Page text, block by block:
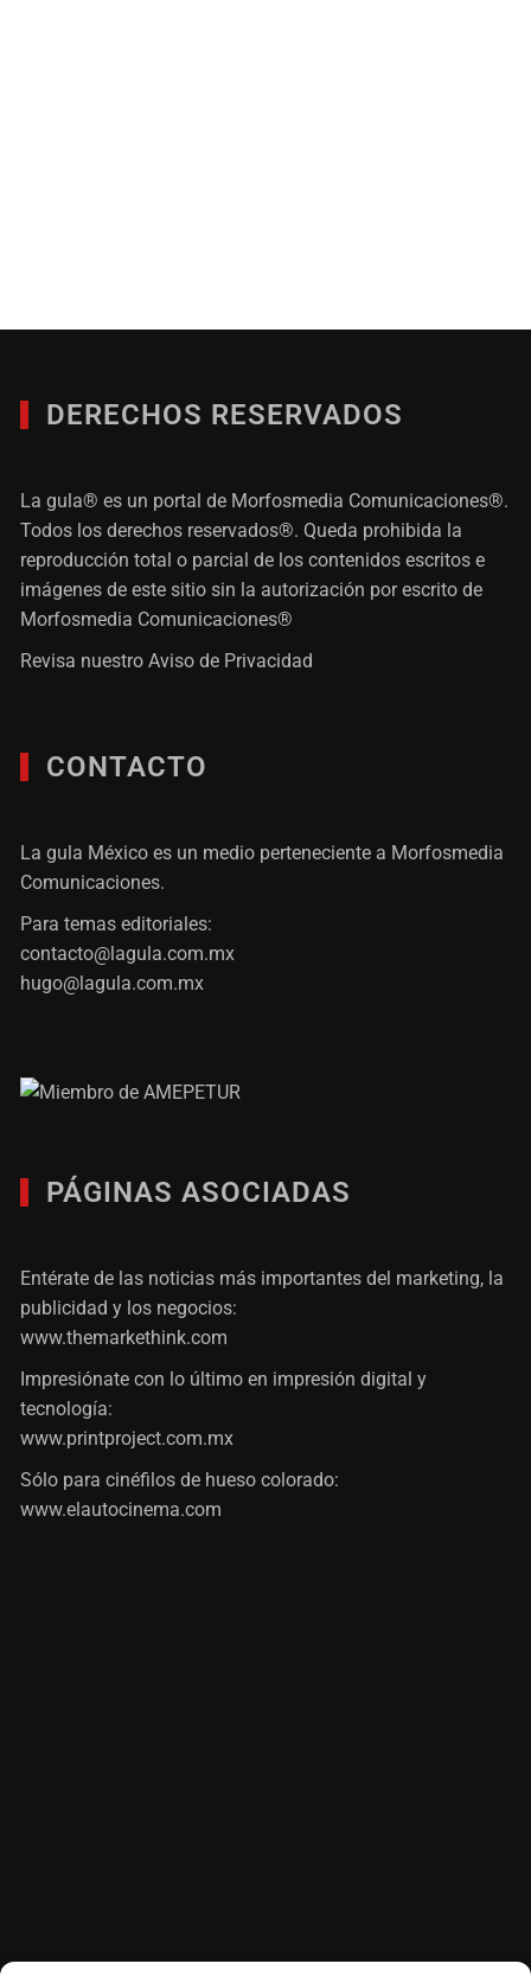
DERECHOS RESERVADOS
La gula® es un portal de Morfosmedia Comunicaciones®.
Todos los derechos reservados®. Queda prohibida la
reproducción total o parcial de los contenidos escritos e
imágenes de este sitio sin la autorización por escrito de
Morfosmedia Comunicaciones®
Revisa nuestroAviso de Privacidad
CONTACTO
La gula México es un medio perteneciente a Morfosmedia
Comunicaciones.
Para temas editoriales:
contacto@lagula.com.mx
hugo@lagula.com.mx
PÁGINAS ASOCIADAS
Entérate de las noticias más importantes del marketing, la
publicidad y los negocios:
www.themarkethink.com
Impresiónate con lo último en impresión digital y
tecnología:
www.printproject.com.mx
Sólo para cinéfilos de hueso colorado:
www.elautocinema.com